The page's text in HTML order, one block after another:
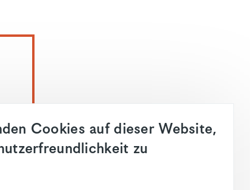
Cookies auf dieser Website,
zu